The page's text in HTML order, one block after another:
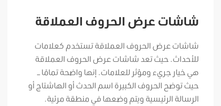
شاشات عرض الحروف العملاقة
شاشات عرض الحروف العملاقة تستخدم كعلامات
للأحداث. حيث تعد شاشات عرض الحروف العملاقة
هي خيار جريء ومؤثر للعلامات. إنها واضحة تمامًا –
حيث توضح الحروف الكبيرة اسم الحدث أو الهاشتاج أو
الرسالة الرئيسية ويتم وضعها في منطقة مرئية.